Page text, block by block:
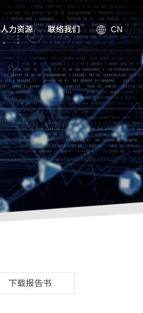
CN
人力资源 联络我们
下载报告书